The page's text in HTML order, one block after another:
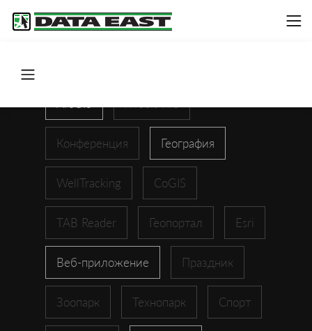
Конференция География
WellTracking CoGIS
TAB Reader Геопортал Esri
Веб-приложение Праздник
Зоопарк Технопарк Спорт